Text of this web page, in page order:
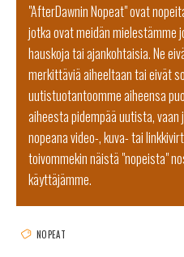
"AfterDawnin Nopeat" ovat
jotka ovat meidän mielestämme
hauskoja tai ajankohtaisia. Ne
merkittäviä aiheeltaan tai eivät
uutistuotantoomme aiheensa
aiheesta pidempää uutista,
nopeana video-, kuva- tai
toivommekin näistä "nopeista"
käyttäjämme.
NOPEAT